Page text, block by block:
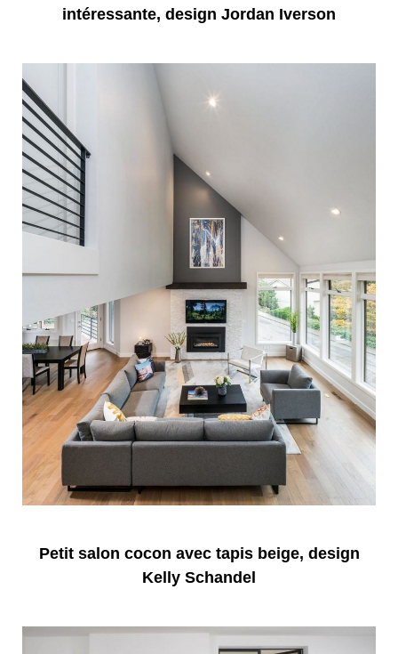
intéressante, design Jordan Iverson
Petit salon cocon avec tapis beige, design
Kelly Schandel